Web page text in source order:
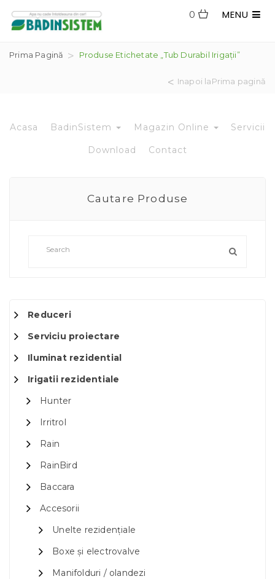
MENU
0
Prima Pagină Produse Etichetate „Tub Durabil Irigații”
Inapoi laPrima pagină
Acasa BadinSistem Magazin Online Servicii
Download Contact
Cautare Produse
Reduceri
Serviciu proiectare
Iluminat rezidential
Irigatii rezidentiale
Hunter
Irritrol
Rain
RainBird
Baccara
Accesorii
Unelte rezidențiale
Boxe și electrovalve
Manifolduri / olandezi